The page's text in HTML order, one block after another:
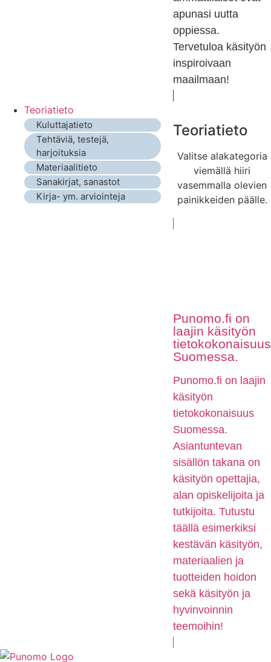
apunasi uutta
oppiessa.
Tervetuloa käsityön
inspiroivaan
maailmaan!
Teoriatieto
Kuluttajatieto
Tehtäviä, testejä,
harjoituksia
Materiaalitieto
Sanakirjat, sanastot
Kirja- ym. arviointeja
Teoriatieto
Valitse alakategoria
viemällä hiiri
vasemmalla olevien
painikkeiden päälle.
Punomo.fi on
laajin käsityön
tietokokonaisuus
Suomessa.
Punomo.fi on laajin
käsityön
tietokokonaisuus
Suomessa.
Asiantuntevan
sisällön takana on
käsityön opettajia,
alan opiskelijoita ja
tutkijoita. Tutustu
täällä esimerkiksi
kestävän käsityön,
materiaalien ja
tuotteiden hoidon
sekä käsityön ja
hyvinvoinnin
teemoihin!